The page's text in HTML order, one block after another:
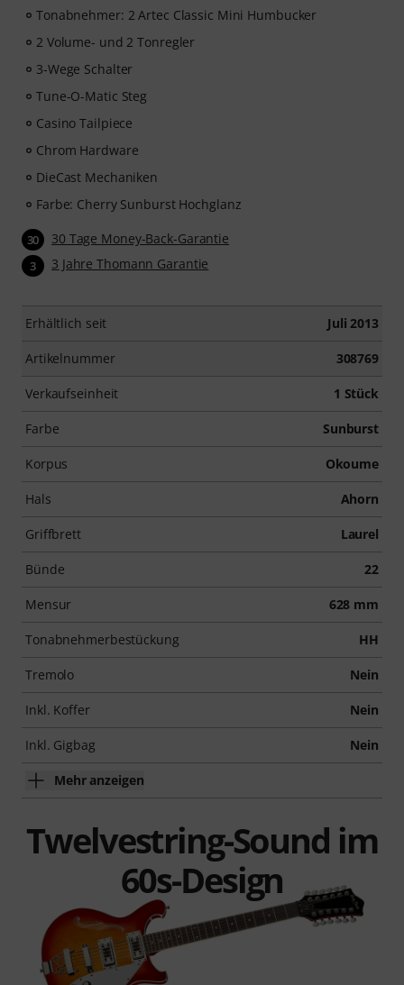
Tonabnehmer: 2 Artec Classic Mini Humbucker
2 Volume- und 2 Tonregler
3-Wege Schalter
Tune-O-Matic Steg
Casino Tailpiece
Chrom Hardware
DieCast Mechaniken
Farbe: Cherry Sunburst Hochglanz
30 30 Tage Money-Back-Garantie
3 3 Jahre Thomann Garantie
Erhältlich seit Juli 2013
Artikelnummer 308769
Verkaufseinheit 1 Stück
Farbe Sunburst
Korpus Okoume
Hals Ahorn
Griffbrett Laurel
Bünde 22
Mensur 628 mm
Tonabnehmerbestückung HH
Tremolo Nein
Inkl. Koffer Nein
Inkl. Gigbag Nein
Mehr anzeigen
Twelvestring-Sound im
60s-Design